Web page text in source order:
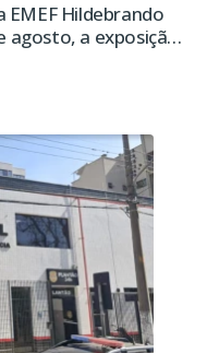
Hildebrando
agosto, a exposição
um trabalho que
e do Som de